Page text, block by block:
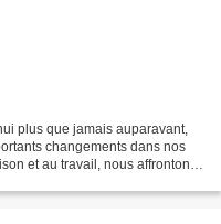
plus que jamais auparavant,
changements dans nos
et au travail, nous affrontons